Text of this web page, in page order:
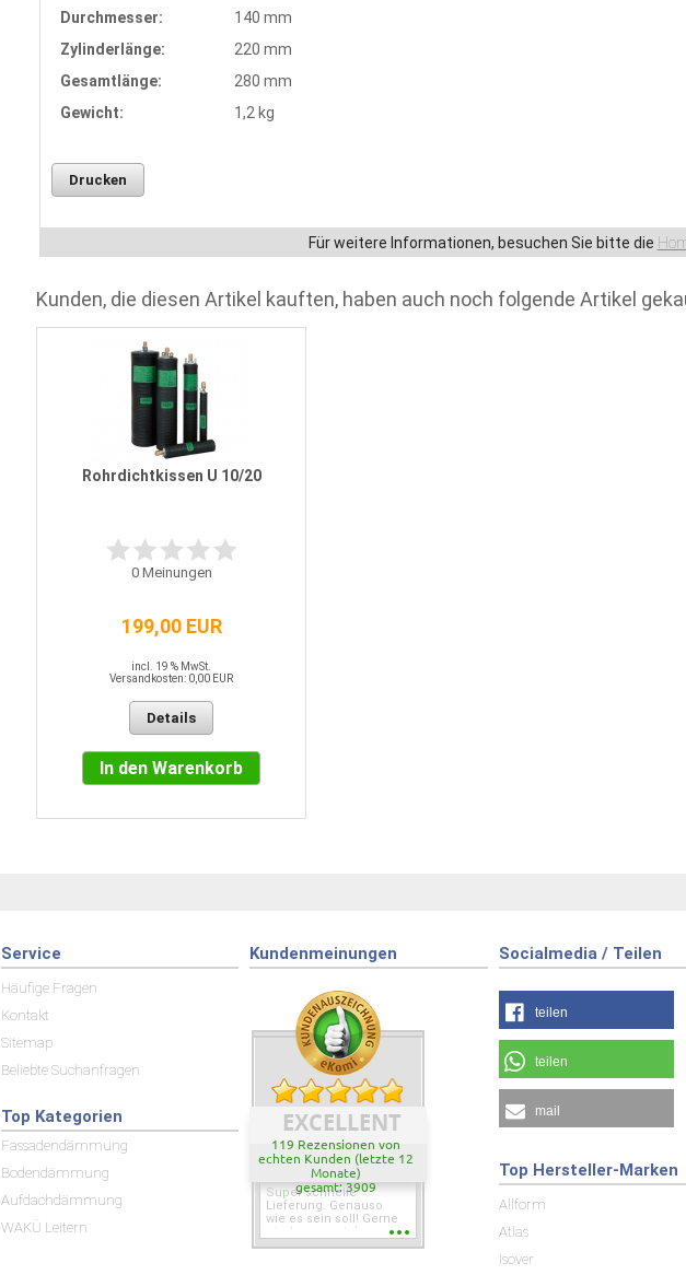
Durchmesser:
140 mm
Zylinderlänge:
220 mm
Gesamtlänge:
280 mm
Gewicht:
1,2 kg
Drucken
Für weitere Informationen, besuchen Sie bitte die
Kunden, die diesen Artikel kauften, haben auch noch folgende Artikel
Rohrdichtkissen U 10/20
0Meinungen
199,00 EUR
incl. 19 % MwSt.
Versandkosten: 0,00 EUR
Details
In den Warenkorb
Service
Häufige Fragen
Kontakt
Sitemap
Beliebte Suchanfragen
Top Kategorien
Fassadendämmung
Bodendämmung
Aufdachdämmung
WAKÜ Leitern
Kundenmeinungen
EXCELLENT
119 Rezensionen von
echten Kunden (letzte 12
Monate)
gesamt: 3909
Super schnelle
Lieferung. Genauso
wie es sein soll! Gerne
wieder wenn ich was
Socialmedia / Teilen
teilen
teilen
mail
Top Hersteller-Marken
Allform
Atlas
Isover